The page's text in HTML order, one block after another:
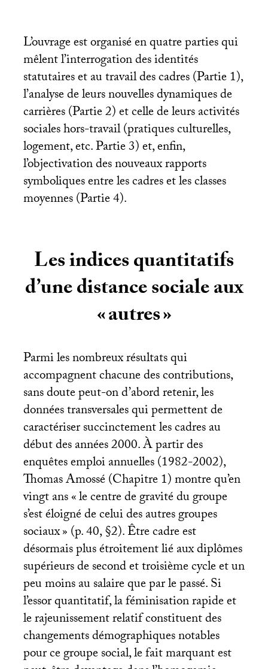
L’ouvrage est organisé en quatre parties qui
mêlent l’interrogation des identités
statutaires et au travail des cadres (Partie 1),
l’analyse de leurs nouvelles dynamiques de
carrières (Partie 2) et celle de leurs activités
sociales hors-travail (pratiques culturelles,
logement, etc. Partie 3) et, enfin,
l’objectivation des nouveaux rapports
symboliques entre les cadres et les classes
moyennes (Partie 4).
Les indices quantitatifs
d’une distance sociale aux
«autres»
Parmi les nombreux résultats qui
accompagnent chacune des contributions,
sans doute peut-on d’abord retenir, les
données transversales qui permettent de
caractériser succinctement les cadres au
début des années 2000. À partir des
enquêtes emploi annuelles (1982-2002),
Thomas Amossé (Chapitre 1) montre qu’en
vingt ans «le centre de gravité du groupe
s’est éloigné de celui des autres groupes
sociaux» (p. 40, §2). Être cadre est
désormais plus étroitement lié aux diplômes
supérieurs de second et troisième cycle et un
peu moins au salaire que par le passé. Si
l’essor quantitatif, la féminisation rapide et
le rajeunissement relatif constituent des
changements démographiques notables
pour ce groupe social, le fait marquant est